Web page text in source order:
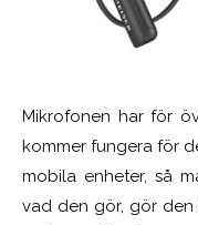
Mikrofonen har för
kommer fungera för
mobila enheter, så
vad den gör, gör den